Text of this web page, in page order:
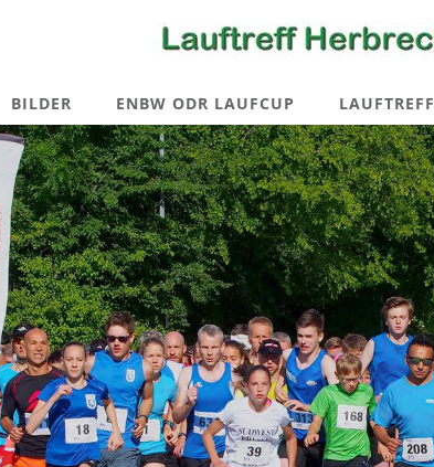
BILDER ENBW ODR LAUFCUP LAUFTREFF